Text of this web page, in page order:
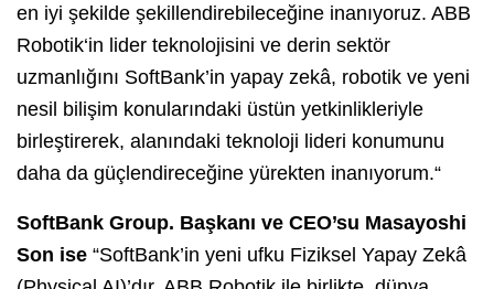
en iyi şekilde şekillendirebileceğine inanıyoruz. ABB
Robotik‘in lider teknolojisini ve derin sektör
uzmanlığını SoftBank’in yapay zekâ, robotik ve yeni
nesil bilişim konularındaki üstün yetkinlikleriyle
birleştirerek, alanındaki teknoloji lideri konumunu
daha da güçlendireceğine yürekten inanıyorum.“
SoftBank Group. Başkanı ve CEO’su Masayoshi
Son ise “SoftBank’in yeni ufku Fiziksel Yapay Zekâ